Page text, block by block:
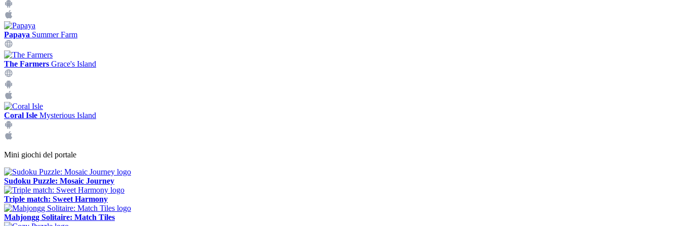
Papaya Summer Farm
The Farmers Grace's Island
Coral Isle Mysterious Island
Mini giochi del portale
Sudoku Puzzle: Mosaic Journey
Triple match: Sweet Harmony
Mahjongg Solitaire: Match Tiles